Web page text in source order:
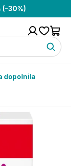
(-30%)
dopolnila